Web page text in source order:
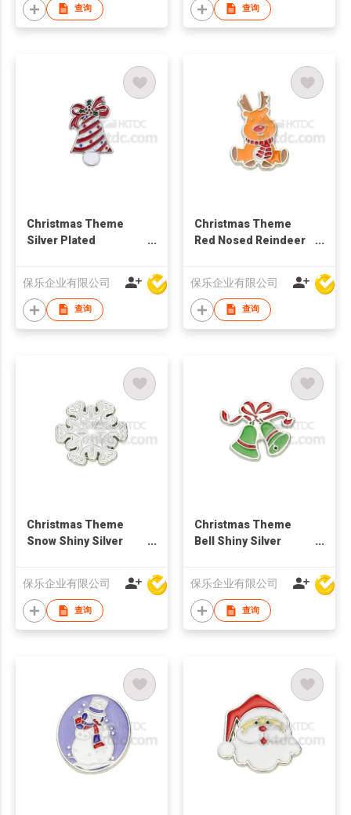
查询 查询
Christmas Theme
Silver Plated
保乐企业有限公司
查询
Christmas Theme
Red Nosed Reindeer
保乐企业有限公司
查询
Christmas Theme
Snow Shiny Silver
保乐企业有限公司
查询
Christmas Theme
Bell Shiny Silver
保乐企业有限公司
查询